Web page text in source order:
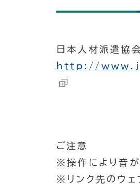
日本人材派遣協
http://
ご注意
※操作により音が
※リンク先のウェ